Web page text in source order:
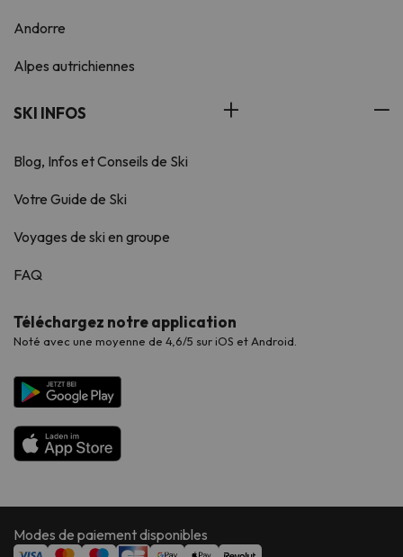
Andorre
Alpes autrichiennes
SKI INFOS
Blog, Infos et Conseils de Ski
Votre Guide de Ski
Voyages de ski en groupe
FAQ
Téléchargez notre application
Noté avec une moyenne de 4,6/5 sur iOS et Android.
Modes de paiement disponibles